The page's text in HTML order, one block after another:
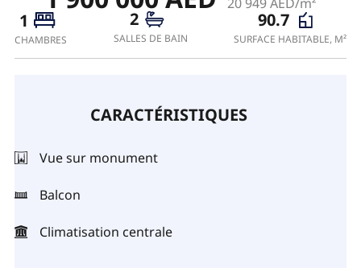
1
CHAMBRES
2
SALLES DE BAIN
90.7
SURFACE HABITABLE, M²
CARACTÉRISTIQUES
Vue sur monument
Balcon
Climatisation centrale